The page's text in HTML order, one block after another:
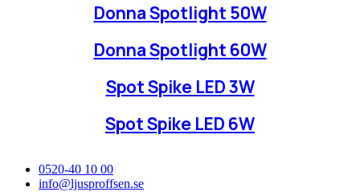
Donna Spotlight 50W
Donna Spotlight 60W
Spot Spike LED 3W
Spot Spike LED 6W
0520-40 10 00
info@ljusproffsen.se